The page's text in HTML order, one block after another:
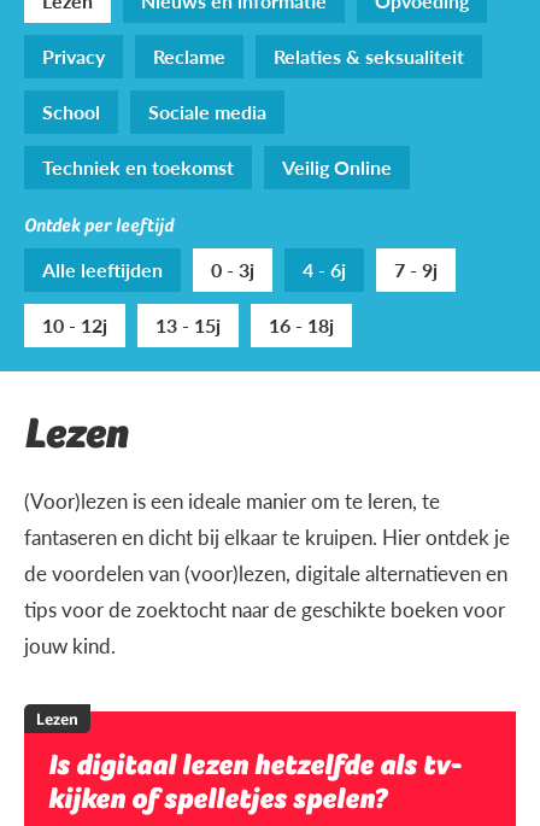
Privacy
Reclame
Relaties & seksualiteit
School
Sociale media
Techniek en toekomst
Veilig Online
Ontdek per leeftijd
Alle leeftijden 0 - 3j 4 - 6j
7 - 9j
10 - 12j
13 - 15j 16 - 18j
Lezen
(Voor)lezen is een ideale manier om te leren, te
fantaseren en dicht bij elkaar te kruipen. Hier ontdek je
de voordelen van (voor)lezen, digitale alternatieven en
tips voor de zoektocht naar de geschikte boeken voor
jouw kind.
Lezen
Is digitaal lezen hetzelfde als tv-
kijken of spelletjes spelen?